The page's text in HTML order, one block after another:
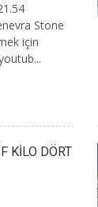
Stone
için
KİLO DÖRT